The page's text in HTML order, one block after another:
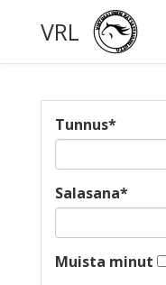
VRL
Tunnus*
Salasana*
Muista minut